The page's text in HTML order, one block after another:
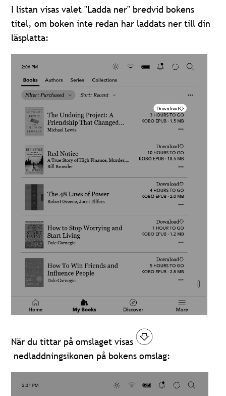
I listan visas valet "Ladda ner" bredvid bokens
titel, om boken inte redan har laddats ner till din
läsplatta:
När du tittar på omslaget visas
nedladdningsikonen på bokens omslag: